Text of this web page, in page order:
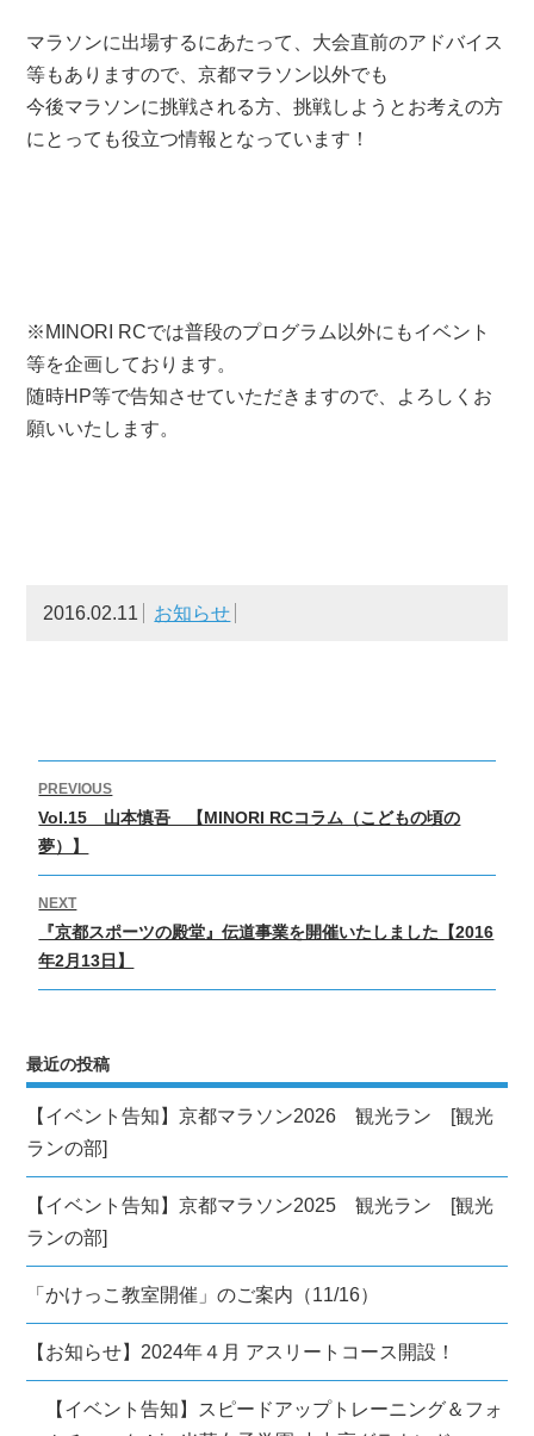
マラソンに出場するにあたって、大会直前のアドバイス
等もありますので、京都マラソン以外でも
今後マラソンに挑戦される方、挑戦しようとお考えの方
にとっても役立つ情報となっています！
※MINORI RCでは普段のプログラム以外にもイベント
等を企画しております。
随時HP等で告知させていただきますので、よろしくお
願いいたします。
2016.02.11 お知らせ
稿
ナ
ビ
ゲ
ー
シ
PREVIOUS
Previous
post:
Vol.15 山本慎吾 【MINORI RCコラム（こどもの頃の
夢）】
NEXT
Next
post:
『京都スポーツの殿堂』伝道事業を開催いたしました【2016
年2月13日】
最近の投稿
【イベント告知】京都マラソン2026 観光ラン [観光
ランの部]
【イベント告知】京都マラソン2025 観光ラン [観光
ランの部]
「かけっこ教室開催」のご案内（11/16）
【お知らせ】2024年４月 アスリートコース開設！
【イベント告知】スピードアップトレーニング＆フォ